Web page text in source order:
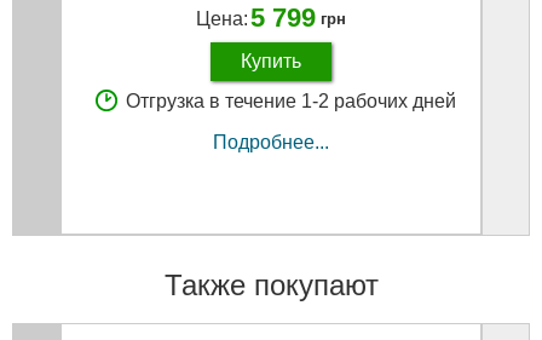
Цена:5 799 грн
Купить
Отгрузка в течение 1-2 рабочих дней
Подробнее...
Также покупают